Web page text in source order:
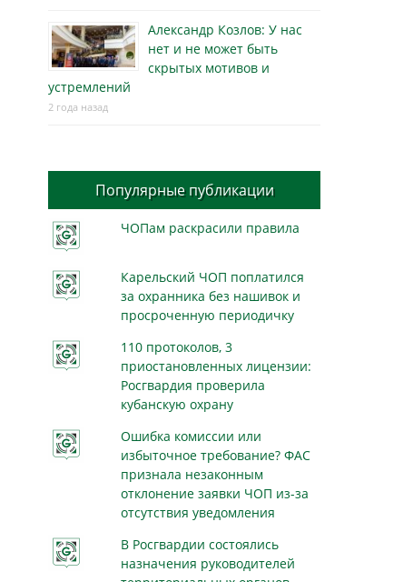
Александр Козлов: У нас
нет и не может быть
скрытых мотивов и
устремлений
2 года назад
Популярные публикации
ЧОПам раскрасили правила
Карельский ЧОП поплатился
за охранника без нашивок и
просроченную периодичку
110 протоколов, 3
приостановленных лицензии:
Росгвардия проверила
кубанскую охрану
Ошибка комиссии или
избыточное требование? ФАС
признала незаконным
отклонение заявки ЧОП из-за
отсутствия уведомления
В Росгвардии состоялись
назначения руководителей